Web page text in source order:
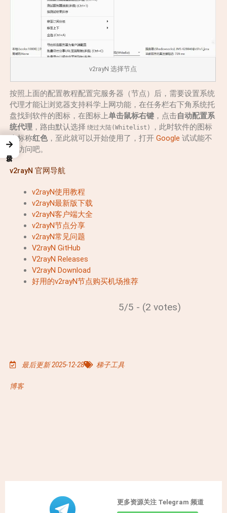
v2rayN 选择节点
按照上面的配置教程配置完服务器（节点）后，需要设置系统
代理才能让浏览器支持科学上网功能，在任务栏右下角系统托
盘找到软件的图标，在图标上单击鼠标右键 ，点击自动配置系
统代理 ，路由默认选择 绕过大陆(Whitelist)
，此时软件的图标
会标称红色，至此就可以开始使用了，打开Google 试试能不
能访问吧。
v2rayN 官网导航
v2rayN使用教程
v2rayN最新版下载
v2rayN客户端大全
v2rayN节点分享
v2rayN常见问题
V2rayN GitHub
V2rayN Releases
V2rayN Download
好用的v2rayN节点购买机场推荐
5/5 - (2 votes)
最后更新 2025-12-28 梯子工具
博客
更多资源关注 Telegram 频道
→